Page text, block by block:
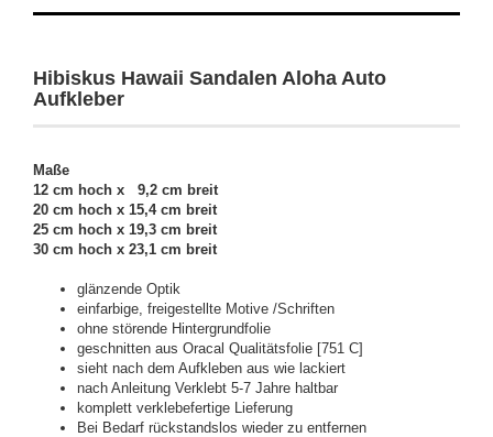
Hibiskus Hawaii Sandalen Aloha Auto
Aufkleber
Maße
12 cm hoch x 9,2 cm breit
20 cm hoch x 15,4 cm breit
25 cm hoch x 19,3 cm breit
30 cm hoch x 23,1 cm breit
glänzende Optik
einfarbige, freigestellte Motive /Schriften
ohne störende Hintergrundfolie
geschnitten aus Oracal Qualitätsfolie [751 C]
sieht nach dem Aufkleben aus wie lackiert
nach Anleitung Verklebt 5-7 Jahre haltbar
komplett verklebefertige Lieferung
Bei Bedarf rückstandslos wieder zu entfernen